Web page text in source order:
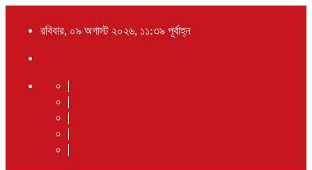
রবিবার, ০৯ অগাস্ট ২০২৬, ১১:৩৯ পূর্বাহ্ন